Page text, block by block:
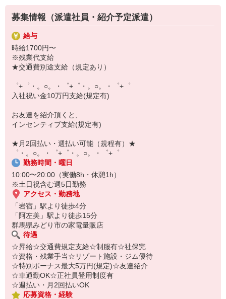
￣￣￣￣￣￣￣￣￣￣￣
▼オフィスワーク
事務、経理、データ入力、コールセンター、受付
▼工場・製造・軽作業系
機械/食品製造・梱包・仕分け・加工・組立・検査
▼美容系
眉毛サロンのアイブロウ・ネイリスト・エステ
▼営業・販売
法人営業・アパレル販売・個別指導塾・人材紹介
▼人気案件も多数♪
短期・期間限定・オープニング・官公庁案件
上場/優良/大手企業など
【スマホ面接実施中】
￣￣￣￣￣￣￣￣￣
自宅に居ながらスマホでカンタン面接OK！
オンライン面談なのでスピード対応。
満足度◎
■携帯やインターネット販売業務
docomo(ドコモ)/au(エーユー)・KDDI/softbank(ソフトバンク)など
の大手キャリアから
ワイモバイル(Y!mobille)、楽天モバイル、UQなど格安スマホまで幅
広く紹介可能♪
募集情報（派遣社員・紹介予定派遣）
給与
時給1700円〜
※残業代支給
★交通費別途支給（規定あり）
゜+゜・。○。・゜+゜・。○。・゜+゜
入社祝い金10万円支給(規定有)
お友達を紹介頂くと,
インセンティブ支給(規定有)
★月2回払い・週払い可能（規程有）★
゜・。○。・゜+゜・。○。・゜+゜
勤務時間・曜日
10:00〜20:00（実働8h・休憩1h）
※土日祝含む週5日勤務
アクセス・勤務地
「岩宿」駅より徒歩4分
「阿左美」駅より徒歩15分
群馬県みどり市の家電量販店
待遇
☆昇給☆交通費規定支給☆制服有☆社保完
☆資格・残業手当☆リゾート施設・ジム優待
☆特別ボーナス最大5万円(規定)☆友達紹介
☆車通勤OK☆正社員登用制度有
☆週払い・月2回払いOK
応募資格・経験